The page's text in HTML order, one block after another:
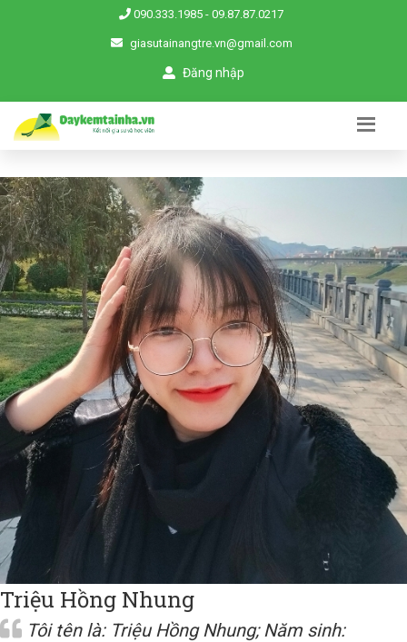
090.333.1985 - 09.87.87.0217
giasutainangtre.vn@gmail.com
Đăng nhập
Triệu Hồng Nhung
Tôi tên là: Triệu Hồng Nhung; Năm sinh: